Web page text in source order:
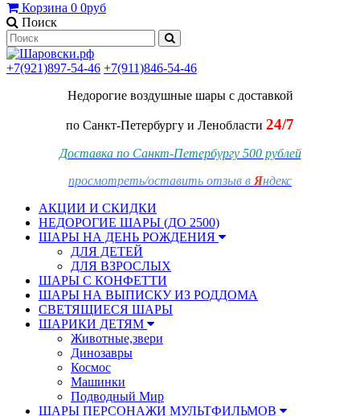
Корзина 0 0руб
Поиск
+7(921)897-54-46 +7(911)846-54-46
Недорогие воздушные шары с доставкой
по Санкт-Петербургу и Ленобласти 24/7
Доставка по Санкт-Петербургу 500 рублей
просмотреть/оставить отзыв в Яндекс
АКЦИИ И СКИДКИ
НЕДОРОГИЕ ШАРЫ (ДО 2500)
ШАРЫ НА ДЕНЬ РОЖДЕНИЯ
ДЛЯ ДЕТЕЙ
ДЛЯ ВЗРОСЛЫХ
ШАРЫ С КОНФЕТТИ
ШАРЫ НА ВЫПИСКУ ИЗ РОДДОМА
СВЕТЯЩИЕСЯ ШАРЫ
ШАРИКИ ДЕТЯМ
Животные,звери
Динозавры
Космос
Машинки
Подводный Мир
ШАРЫ ПЕРСОНАЖИ МУЛЬТФИЛЬМОВ